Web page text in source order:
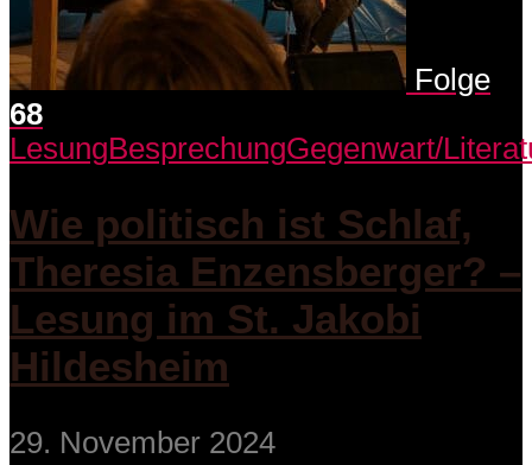
Folge
68
LesungBesprechungGegenwart/
Wie politisch ist Schlaf,
Theresia Enzensberger? –
Lesung im St. Jakobi
Hildesheim
29. November 2024